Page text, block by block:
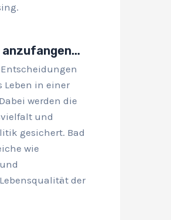
Leben in einer
werden die
und
gesichert. Bad
wie
der